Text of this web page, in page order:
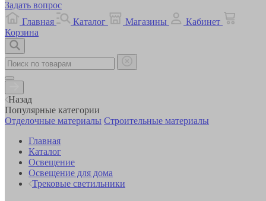
Задать вопрос
Главная
Каталог Магазины
Кабинет
Корзина
Назад
Популярные категории
Отделочные материалы Строительные материалы
Главная
Каталог
Освещение
Освещение для дома
Трековые светильники